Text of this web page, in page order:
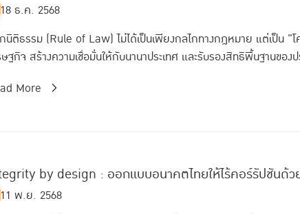
18 ธ.ค. 2568
นิติธรรม (Rule of Law) ไม่ได้เป็นเพียงกลไกทางกฎหมาย แต่เป็น "
ษฐกิจ สร้างความเชื่อมั่นให้กับนานาประเทศ และรับรองสิทธิพื้นฐานของ
More
by design : ออกแบบอนาคตไทยให้ไร้คอร์รัปชันด้
11 พ.ย. 2568